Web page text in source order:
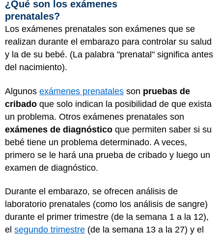
¿Qué son los exámenes
prenatales?
Los exámenes prenatales son exámenes que se
realizan durante el embarazo para controlar su salud
y la de su bebé. (La palabra "prenatal" significa antes
del nacimiento).
Algunos exámenes prenatales son pruebas de
cribado que solo indican la posibilidad de que exista
un problema. Otros exámenes prenatales son
exámenes de diagnóstico que permiten saber si su
bebé tiene un problema determinado. A veces,
primero se le hará una prueba de cribado y luego un
examen de diagnóstico.
Durante el embarazo, se ofrecen análisis de
laboratorio prenatales (como los análisis de sangre)
durante el primer trimestre (de la semana 1 a la 12),
el segundo trimestre (de la semana 13 a la 27) y el